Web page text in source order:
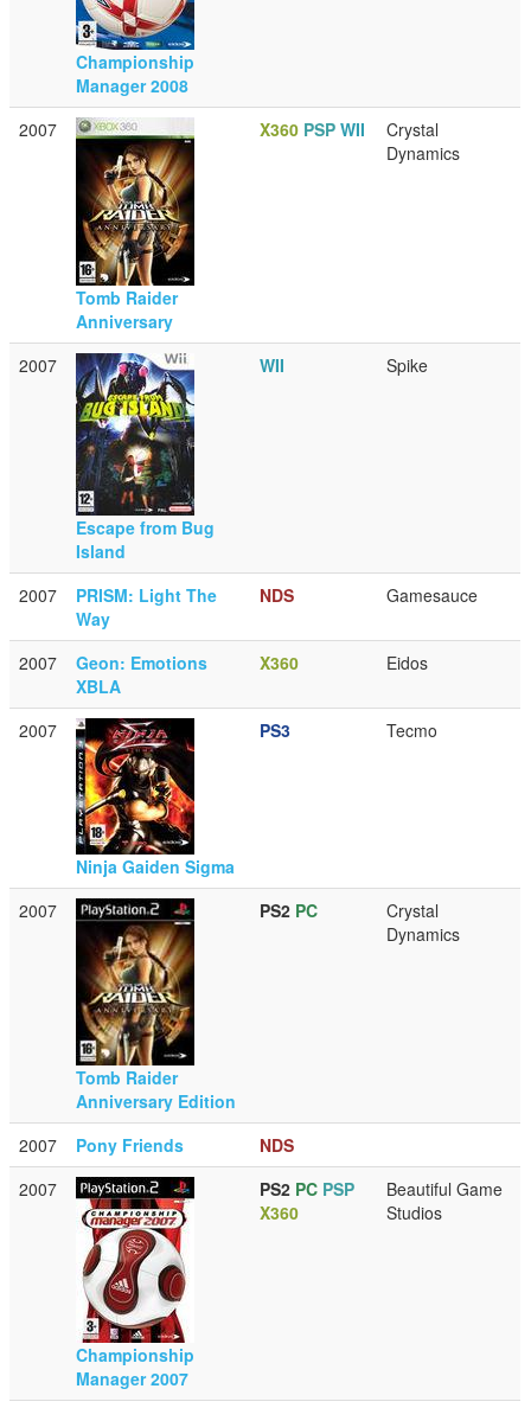
Championship
Manager 2008
2007
Tomb Raider
Anniversary
X360 PSP WII
Crystal
Dynamics
2007
Escape from Bug
Island
WII Spike
2007
PRISM: Light The
Way
NDS Gamesauce
2007
Geon: Emotions
XBLA
X360 Eidos
2007
Ninja Gaiden Sigma
PS3 Tecmo
2007
Tomb Raider
Anniversary Edition
PS2 PC
Crystal
Dynamics
2007 Pony Friends
NDS
2007
Championship
Manager 2007
PS2 PC PSP
X360
Beautiful Game
Studios